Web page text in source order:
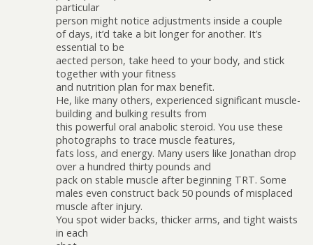
particular
person might notice adjustments inside a couple
of days, it’d take a bit longer for another. It’s
essential to be
affected person, take heed to your body, and stick
together with your fitness
and nutrition plan for max benefit.
He, like many others, experienced significant muscle-
building and bulking results from
this powerful oral anabolic steroid. You use these
photographs to trace muscle features,
fats loss, and energy. Many users like Jonathan drop
over a hundred thirty pounds and
pack on stable muscle after beginning TRT. Some
males even construct back 50 pounds of misplaced
muscle after injury.
You spot wider backs, thicker arms, and tight waists
in each